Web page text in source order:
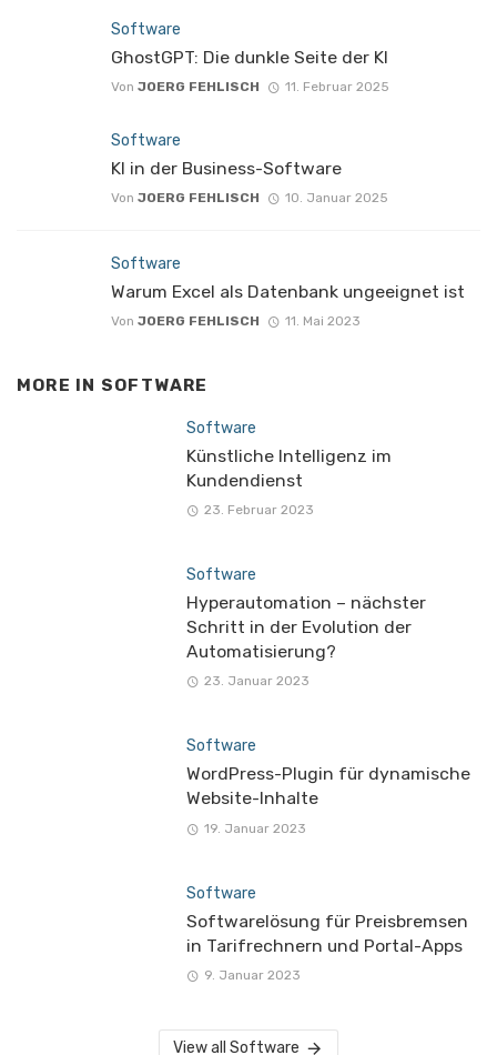
Software
GhostGPT: Die dunkle Seite der KI
Von JOERG FEHLISCH 11. Februar 2025
Software
KI in der Business-Software
Von JOERG FEHLISCH 10. Januar 2025
Software
Warum Excel als Datenbank ungeeignet ist
Von JOERG FEHLISCH 11. Mai 2023
MORE IN SOFTWARE
Software
Künstliche Intelligenz im
Kundendienst
23. Februar 2023
Software
Hyperautomation – nächster
Schritt in der Evolution der
Automatisierung?
23. Januar 2023
Software
WordPress-Plugin für dynamische
Website-Inhalte
19. Januar 2023
Software
Softwarelösung für Preisbremsen
in Tarifrechnern und Portal-Apps
9. Januar 2023
View all Software